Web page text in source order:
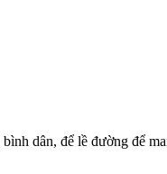
dân, để lề đường để